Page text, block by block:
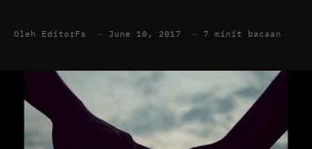
Oleh EditorFs — June 10, 2017 — 7 minit bacaan